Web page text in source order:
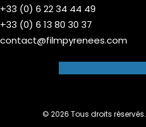
+33 (0) 6 22 34 44 49
+33 (0) 6 13 80 30 37
contact@filmpyrenees.com
© 2026 Tous droits réservés.